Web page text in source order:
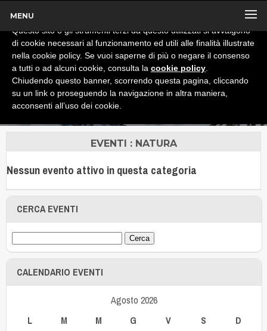
MENU
EVENTI : NATURA
Nessun evento attivo in questa categoria
CERCA EVENTI
CALENDARIO EVENTI
Agosto 2026
L
M M G V S D
x
Informativa
Questo sito o gli strumenti terzi da questo utilizzati si avvalgono
di cookie necessari al funzionamento ed utili alle finalità illustrate
nella cookie policy. Se vuoi saperne di più o negare il consenso
a tutti o ad alcuni cookie, consulta la cookie policy
Chiudendo questo banner, scorrendo questa pagina, cliccando
su un link o proseguendo la navigazione in altra maniera,
acconsenti all’uso dei cookie.